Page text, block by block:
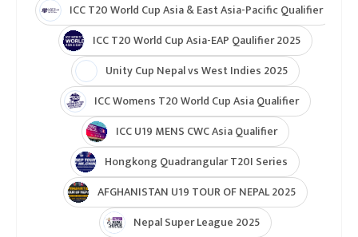
ICC T20 World Cup Asia & East Asia-Pacific Qualifier
ICC T20 World Cup Asia-EAP Qaulifier 2025
Unity Cup Nepal vs West Indies 2025
ICC Womens T20 World Cup Asia Qualifier
ICC U19 MENS CWC Asia Qualifier
Hongkong Quadrangular T20I Series
AFGHANISTAN U19 TOUR OF NEPAL 2025
Nepal Super League 2025